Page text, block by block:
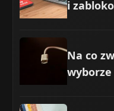
i
Na co
wyborze